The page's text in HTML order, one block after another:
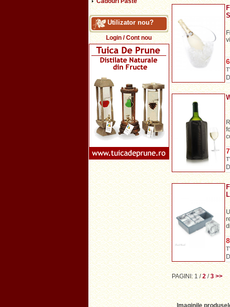
Utilizator nou?
Login / Cont nou
PAGINI:1/2/3 >>
Imaginile